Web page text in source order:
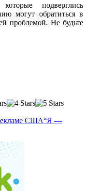
подверглись
могут обратиться в
проблемой. Не будьте
CША“Я —